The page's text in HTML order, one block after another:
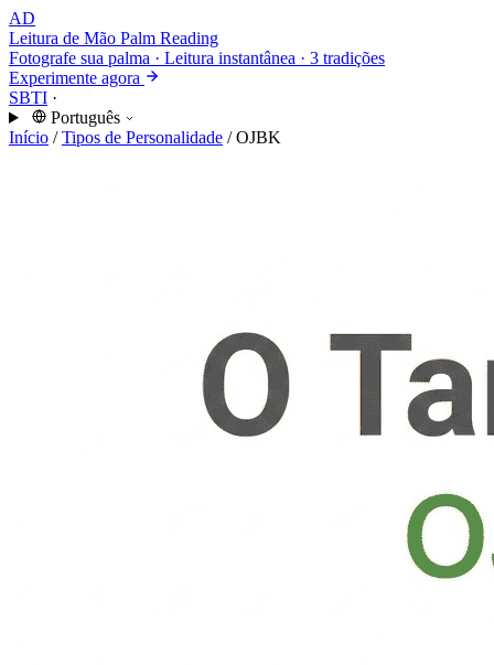
AD
Leitura de Mão Palm Reading
Fotografe sua palma · Leitura instantânea · 3 tradições
Experimente agora
SBTI ·
Português
Início / Tipos de Personalidade / OJBK